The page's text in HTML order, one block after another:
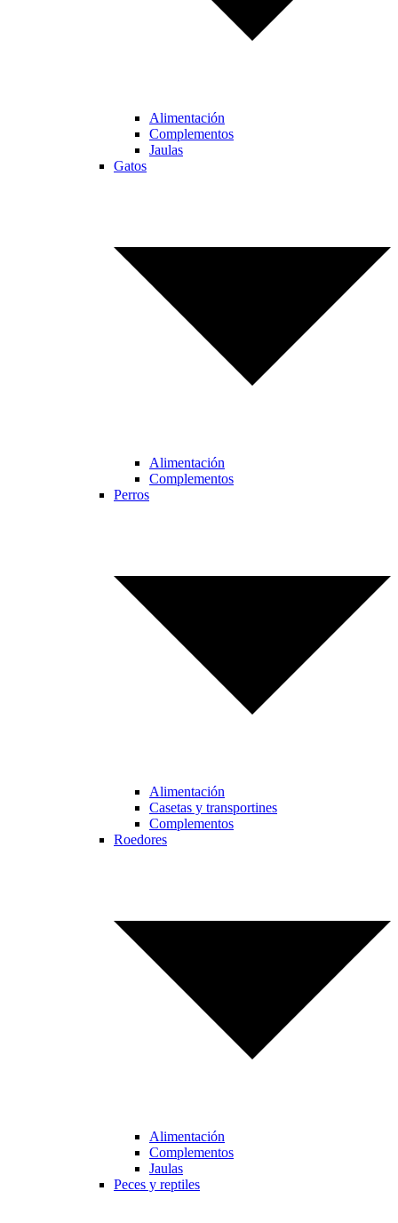
Alimentación
Complementos
Jaulas
Gatos
Alimentación
Complementos
Perros
Alimentación
Casetas y transportines
Complementos
Roedores
Alimentación
Complementos
Jaulas
Peces y reptiles